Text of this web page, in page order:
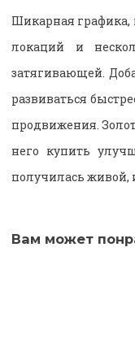
Шикарная графика,
локаций и
затягивающей.
развиваться
продвижения.
него купить
получилась живой,
Вам может